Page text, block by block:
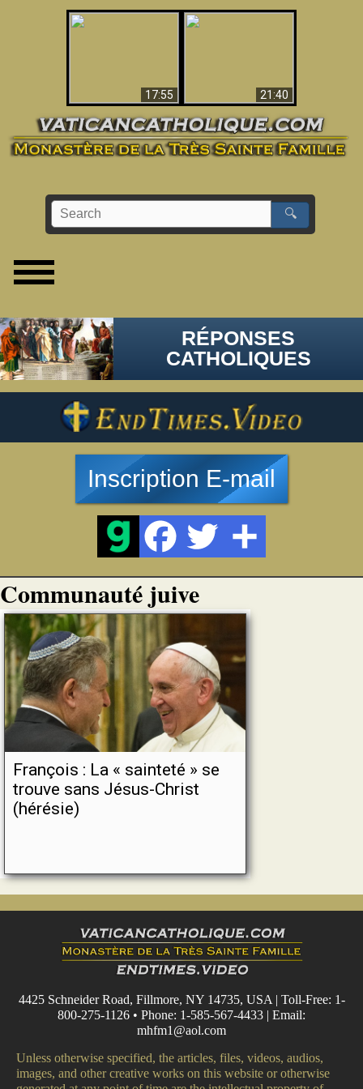
17:55
21:40
🔍
RÉPONSES
CATHOLIQUES
Inscription E-mail
Communauté juive
François : La « sainteté » se
trouve sans Jésus-Christ
(hérésie)
4425 Schneider Road, Fillmore, NY 14735, USA | Toll-Free: 1-
800-275-1126 • Phone: 1-585-567-4433 | Email:
mhfm1@aol.com
Unless otherwise specified, the articles, files, videos, audios,
images, and other creative works on this website or otherwise